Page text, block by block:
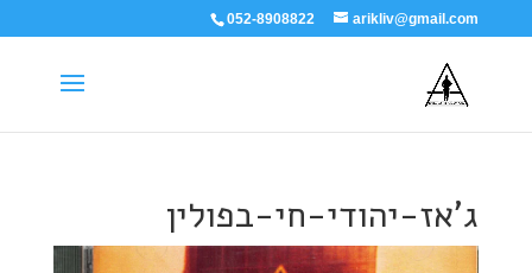
052-8908822 arikliv@gmail.com
ג'אז-יהודי-חי-בפולין